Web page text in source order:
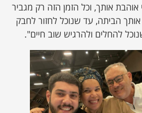
אותך, וכל הזמן הזה רק מגביר
הביתה, עד שנוכל לחזור לחבק
להחלים ולהרגיש שוב חיים".